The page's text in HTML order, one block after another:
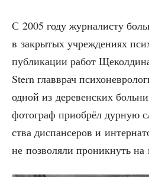
С 2005 году жур­на­ли­сту
в закры­тых учре­жде­ни­ях
пуб­ли­ка­ции работ
Stern глав­врач
одной из дере­вен­ских
фото­граф при­об­рёл дур­ную
ства дис­пан­се­ров и
не поз­во­ля­ли про­ник­нуть